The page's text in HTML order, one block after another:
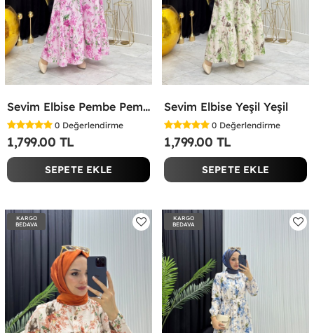
Sevim Elbise Pembe Pembe
0 Değerlendirme
1,799.00 TL
SEPETE EKLE
Sevim Elbise Yeşil Yeşil
0 Değerlendirme
1,799.00 TL
SEPETE EKLE
KARGO
BEDAVA
KARGO
BEDAVA